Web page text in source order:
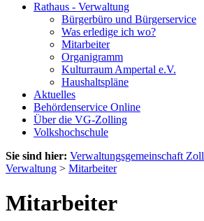
Rathaus - Verwaltung
Bürgerbüro und Bürgerservice
Was erledige ich wo?
Mitarbeiter
Organigramm
Kulturraum Ampertal e.V.
Haushaltspläne
Aktuelles
Behördenservice Online
Über die VG-Zolling
Volkshochschule
Sie sind hier: Verwaltungsgemeinschaft
Verwaltung > Mitarbeiter
Mitarbeiter